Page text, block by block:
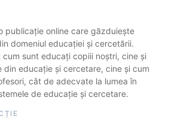
publicație online care găzduiește
domeniul educației și cercetării.
cum sunt educați copiii noștri, cine și
din educație și cercetare, cine și cum
cât de adecvate la lumea în
de educație și cercetare.